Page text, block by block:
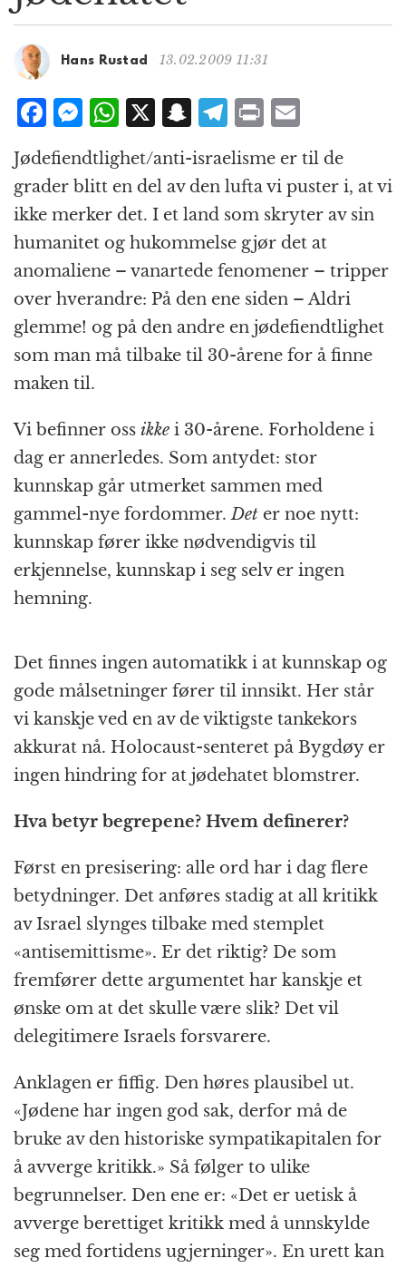
t
n
Hans Rustad 13.02.2009 11:31
F
a
c
e
b
o
o
k
M
e
ss
e
n
g
e
r
W
h
at
s
A
p
p
X S
n
a
p
c
h
at
T
el
e
g
r
a
m
P
n
t
m
ai
l
Jødefiendtlighet/anti-israelisme er til de
grader blitt en del av den lufta vi puster i, at vi
ikke merker det. I et land som skryter av sin
humanitet og hukommelse gjør det at
anomaliene – vanartede fenomener – tripper
over hverandre: På den ene siden – Aldri
glemme! og på den andre en jødefiendtlighet
som man må tilbake til 30-årene for å finne
maken til.
Vi befinner oss ikke i 30-årene. Forholdene i
dag er annerledes. Som antydet: stor
kunnskap går utmerket sammen med
gammel-nye fordommer.Det er noe nytt:
kunnskap fører ikke nødvendigvis til
erkjennelse, kunnskap i seg selv er ingen
hemning.
Det finnes ingen automatikk i at kunnskap og
gode målsetninger fører til innsikt. Her står
vi kanskje ved en av de viktigste tankekors
akkurat nå. Holocaust-senteret på Bygdøy er
ingen hindring for at jødehatet blomstrer.
Hva betyr begrepene? Hvem definerer?
Først en presisering: alle ord har i dag flere
betydninger. Det anføres stadig at all kritikk
av Israel slynges tilbake med stemplet
«antisemittisme». Er det riktig? De som
fremfører dette argumentet har kanskje et
ønske om at det skulle være slik? Det vil
delegitimere Israels forsvarere.
Anklagen er fiffig. Den høres plausibel ut.
«Jødene har ingen god sak, derfor må de
bruke av den historiske sympatikapitalen for
å avverge kritikk.» Så følger to ulike
begrunnelser. Den ene er: «Det er uetisk å
avverge berettiget kritikk med å unnskylde
seg med fortidens ugjerninger». En urett kan